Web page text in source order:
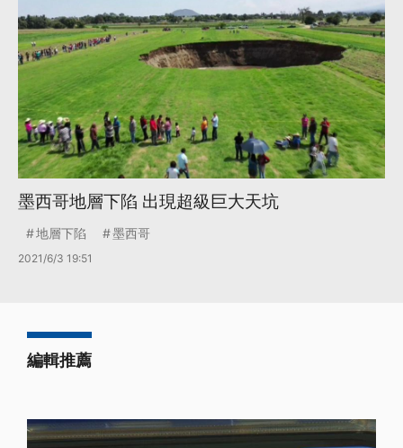
墨西哥地層下陷 出現超級巨大天坑
地層下陷 墨西哥
2021/6/3 19:51
編輯推薦